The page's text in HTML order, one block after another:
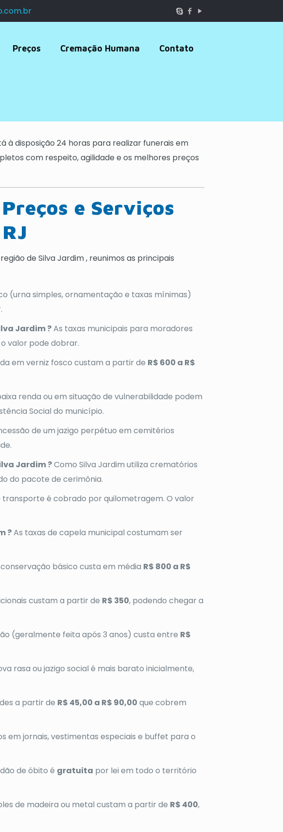
Preços Cremação Humana Contato
à disposição 24 horas para realizar funerais em
com respeito, agilidade e os melhores preços
e Serviços
de Silva Jardim , reunimos as principais
(urna simples, ornamentação e taxas mínimas)
Jardim ?As taxas municipais para moradores
valor pode dobrar.
em verniz fosco custam a partir de R$ 600 a R$
renda ou em situação de vulnerabilidade podem
Social do município.
de um jazigo perpétuo em cemitérios
Jardim ?Como Silva Jardim utiliza crematórios
do pacote de cerimônia.
transporte é cobrado por quilometragem. O valor
?As taxas de capela municipal costumam ser
básico custa em média R$ 800 a R$
custam a partir de R$ 350, podendo chegar a
(geralmente feita após 3 anos) custa entre R$
rasa ou jazigo social é mais barato inicialmente,
a partir de R$ 45,00 a R$ 90,00 que cobrem
em jornais, vestimentas especiais e buffet para o
de óbito é gratuita por lei em todo o território
de madeira ou metal custam a partir de R$ 400,